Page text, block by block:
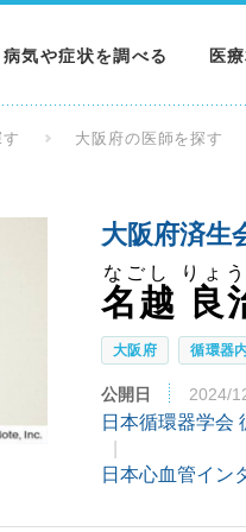
病気や症状を調べる
検査を調べる
医
大阪府の医師を探す
大阪府済生
名越 良
なごし りょ
大阪府 循環器
公開日 2024/
日本循環器学会
日本心血管イン